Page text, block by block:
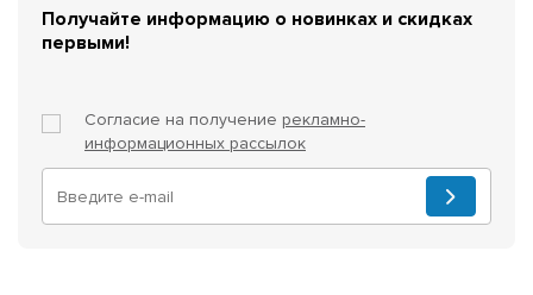
Получайте информацию о новинках и скидках
первыми!
Согласие на получение рекламно-
информационных рассылок